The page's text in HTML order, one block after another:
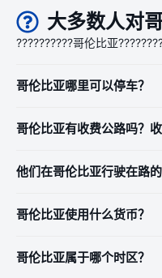
大多数人对
??????????哥伦比亚
哥伦比亚哪里可以停车？
哥伦比亚有收费公路吗？
他们在哥伦比亚行驶在路的
哥伦比亚使用什么货币？
哥伦比亚属于哪个时区？